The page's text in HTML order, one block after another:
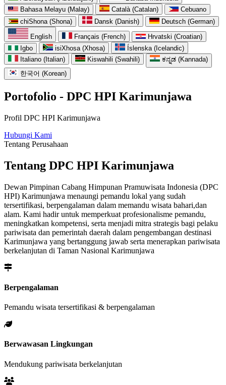
Bahasa Melayu (Malay)
Català (Catalan)
Cebuano
chiShona (Shona)
Dansk (Danish)
Deutsch (German)
English
Français (French)
Hrvatski (Croatian)
Igbo
isiXhosa (Xhosa)
Íslenska (Icelandic)
Italiano (Italian)
Kiswahili (Swahili)
ಕನ್ನಡ (Kannada)
한국어 (Korean)
Portofolio - DPC HPI Karimunjawa
Profil DPC HPI Karimunjawa
Hubungi Kami
Tentang Perusahaan
Tentang DPC HPI Karimunjawa
Dewan Pimpinan Cabang Himpunan Pramuwisata Indonesia (DPC
HPI) Karimunjawa menaungi pemandu lokal yang sudah
tersertifikasi, berpengalaman dalam memandu wisata bahari,dan
alam. Kami hadir untuk memperkuat profesionalisme pemandu,
meningkatkan kompetensi, serta menjadi mitra strategis bagi pelaku
pariwisata dan pemerintah daerah dalam pengembangan destinasi
Karimunjawa yang bertanggung jawab serta menerapkan pariwisata
berkelanjutan di Taman Nasional Karimunjawa
Berpengalaman
Pemandu wisata tersertifikasi & berpengalaman
Berwawasan Lingkungan
Mendukung pariwisata berkelanjutan